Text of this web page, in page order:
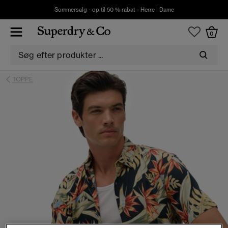
Sommersalg - op til 50 % rabat - Herre| Dame
0
TOPPE